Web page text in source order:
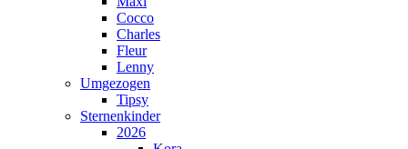
Cocco
Charles
Fleur
Lenny
Umgezogen
Tipsy
Sternenkinder
2026